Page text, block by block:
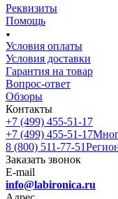
Реквизиты
Помощь
Условия оплаты
Условия доставки
Гарантия на товар
Вопрос-ответ
Обзоры
Контакты
+7 (499) 455-51-17
+7 (499) 455-51-17
8 (800) 511-77-51
Заказать звонок
E-mail
info@labironica.ru